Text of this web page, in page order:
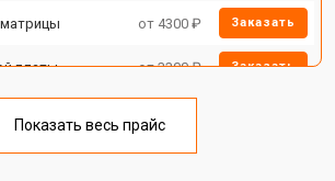
матрицы от 4300 ₽ Заказать
платы от 3300 ₽ Заказать
Показать весь прайс